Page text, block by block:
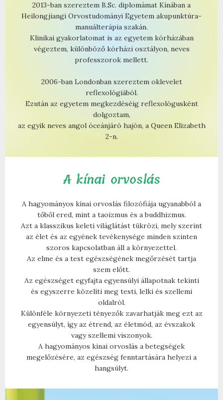
2013-ban szereztem B.Sc. diplomámat Kínában a
Heilongjiangi Orvostudományi Egyetem akupunktúra-
manuálterápia szakán.
Klinikai gyakorlatomat is az egyetem kórházában
végeztem, különböző kórházi osztályon, neves
professzorok mellett.
2006-ban Londonban szereztem oklevelet
reflexológiából.
Ezután az egyetem megkezdéséig reflexológusként
dolgoztam,
az egyik neves angol óceánjáró hajón, a Queen Elizabeth
2-n.
A kínai orvoslás
A hagyományos kínai orvoslás filozófiája ugyanabból a
tőből ered, mint a taoizmus és a buddhizmus.
Azt a klasszikus keleti világlátást tükrözi, mely szerint
az élet és az egyének tevékenysége minden szinten
szoros kapcsolatban áll a környezettel.
Az elme és a test egészségének megőrzését tartja
szem előtt.
Az egészséget egyfajta egyensúlyi állapotnak tekinti
és egyszerre közelíti meg testi, lelki és szellemi
oldalról.
Különféle környezeti tényezők zavarhatják meg ezt az
egyensúlyt, így az étrend, az életmód, az évszakok
vagy szellemi viszonyok.
A hagyományos kínai orvoslás a betegségek
megelőzésére, az egészség fenntartására helyezi a
hangsúlyt.